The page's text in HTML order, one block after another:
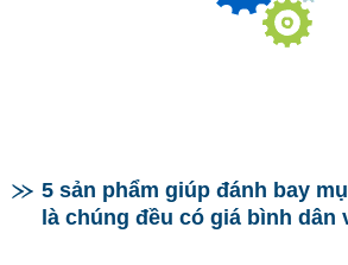
5 sản phẩm giúp đánh bay
là chúng đều có giá bình dân